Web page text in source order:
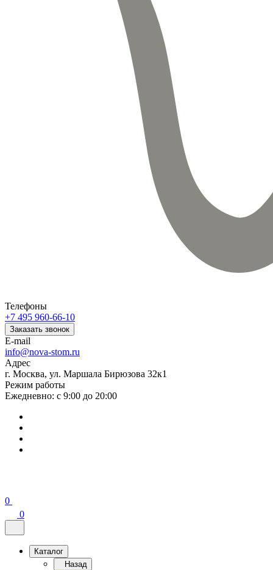
Телефоны
+7 495 960-66-10
Заказать звонок
E-mail
info@nova-stom.ru
Адрес
г. Москва, ул. Маршала Бирюзова 32к1
Режим работы
Ежедневно: с 9:00 до 20:00
0
0
Каталог
Назад